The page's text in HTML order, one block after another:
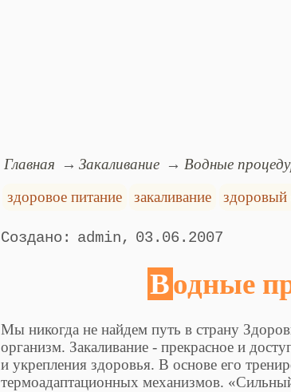
Главная Закаливание
Водные
здоровое питание
закаливание здоровый
admin 03.06.2007
Водные
Мы никогда не найдем путь в страну
организм. Закаливание - прекрасное и
и укрепления здоровья. В основе его
термоадаптационных механизмов.